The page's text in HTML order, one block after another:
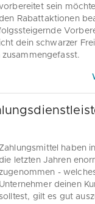
sein
Rabattaktionen
dein schwarzer
haben
letzten Jahren
-
Unternehmer deinen
solltest, gilt es gut